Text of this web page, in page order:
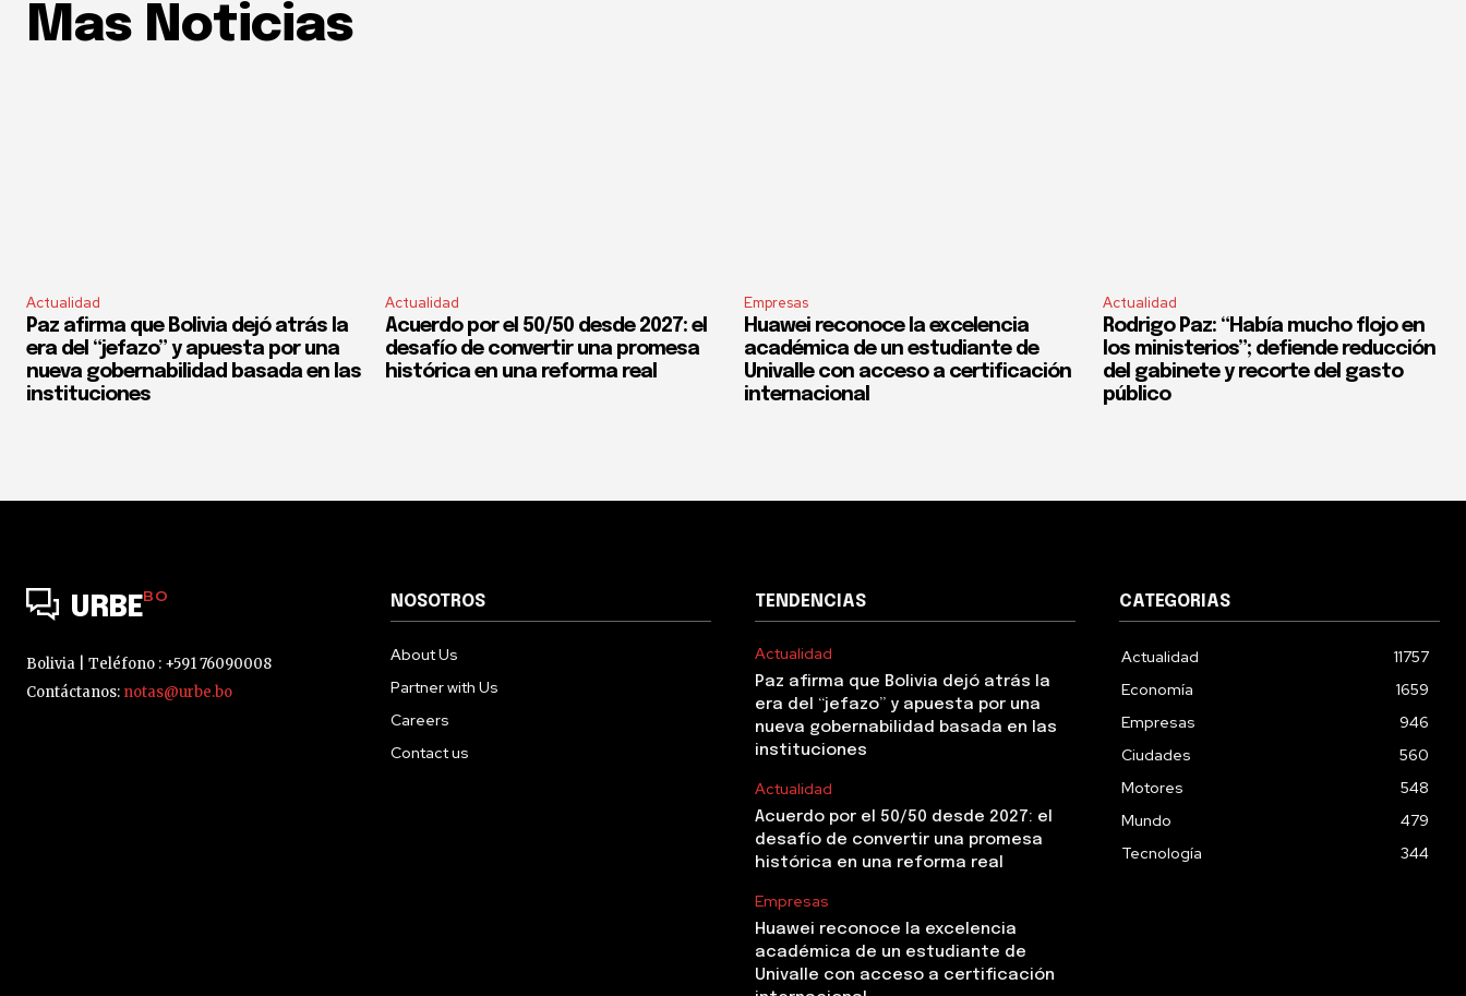
Mas Noticias
Actualidad
Paz afirma que Bolivia dejó atrás la
era del “jefazo” y apuesta por una
nueva gobernabilidad basada en las
instituciones
Actualidad
Acuerdo por el 50/50 desde 2027: el
desafío de convertir una promesa
histórica en una reforma real
Empresas
Huawei reconoce la excelencia
académica de un estudiante de
Univalle con acceso a certificación
internacional
Actualidad
Rodrigo Paz: “Había mucho flojo en
los ministerios”; defiende reducción
del gabinete y recorte del gasto
público
URBEBO
Bolivia | Teléfono : +591 76090008
Contáctanos: notas@urbe.bo
NOSOTROS
About Us
Partner with Us
Careers
Contact us
TENDENCIAS
Actualidad
Paz afirma que Bolivia dejó atrás la
era del “jefazo” y apuesta por una
nueva gobernabilidad basada en las
instituciones
Actualidad
Acuerdo por el 50/50 desde 2027: el
desafío de convertir una promesa
histórica en una reforma real
Empresas
Huawei reconoce la excelencia
académica de un estudiante de
Univalle con acceso a certificación
CATEGORIAS
Actualidad
11757
Economía
1659
Empresas
946
Ciudades
560
Motores
548
Mundo
479
Tecnología
344